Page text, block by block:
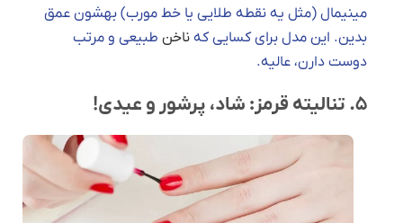
مینیمال (مثل یه نقطه طلایی یا خط مورب) بهشون عمق
بدین. این مدل برای کسایی که ناخن طبیعی و مرتب
دوست دارن، عالیه.
۵. تنالیته قرمز: شاد، پرشور و عیدی!